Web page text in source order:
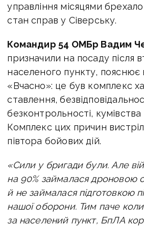
управління місяцями
стан справ у Сіверську.
Командир 54 ОМБр Вадим
призначили на посаду після
населеного пункту, пояснює
«Вчасно»: це був комплекс
ставлення,
безконтрольності, кумівства
Комплекс цих причин
півтора бойових дій.
«Сили у бригади були. Але
на 90% займалася дроновою
й не займалася підготовкою
нашої оборони. Тим паче
за населений пункт, БпЛА